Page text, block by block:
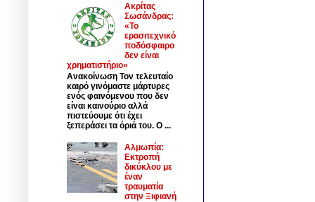
Ακρίτας
Σωσάνδρας:
«Το
ερασιτεχνικό
ποδόσφαιρο
δεν είναι
χρηματιστήριο»
Ανακοίνωση Τον τελευταίο
καιρό γινόμαστε μάρτυρες
ενός φαινόμενου που δεν
είναι καινούριο αλλά
πιστεύουμε ότι έχει
ξεπεράσει τα όριά του. Ο ...
Αλμωπία:
Εκτροπή
δικύκλου με
έναν
τραυματία
στην Ξιφιανή